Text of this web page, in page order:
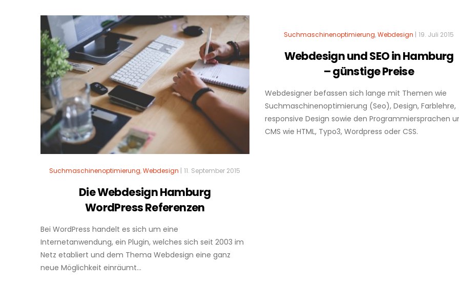
Suchmaschinenoptimierung,Webdesign | 11. September 2015
Die Webdesign Hamburg
WordPress Referenzen
Bei WordPress handelt es sich um eine
Internetanwendung, ein Plugin, welches sich seit 2003 im
Netz etabliert und dem Thema Webdesign eine ganz
neue Möglichkeit einräumt...
Suchmaschinenoptimierung,Webdesign | 19. Juli 2015
Webdesign und SEO in Hamburg
– günstige Preise
Webdesigner befassen sich lange mit Themen wie
Suchmaschinenoptimierung (Seo), Design, Farblehre,
responsive Design sowie den Programmiersprachen
CMS wie HTML, Typo3, Wordpress oder CSS.